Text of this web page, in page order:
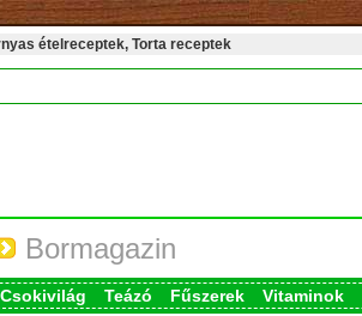
ételreceptek, Torta receptek
Bormagazin
Csokivilág Teázó Fűszerek Vitaminok